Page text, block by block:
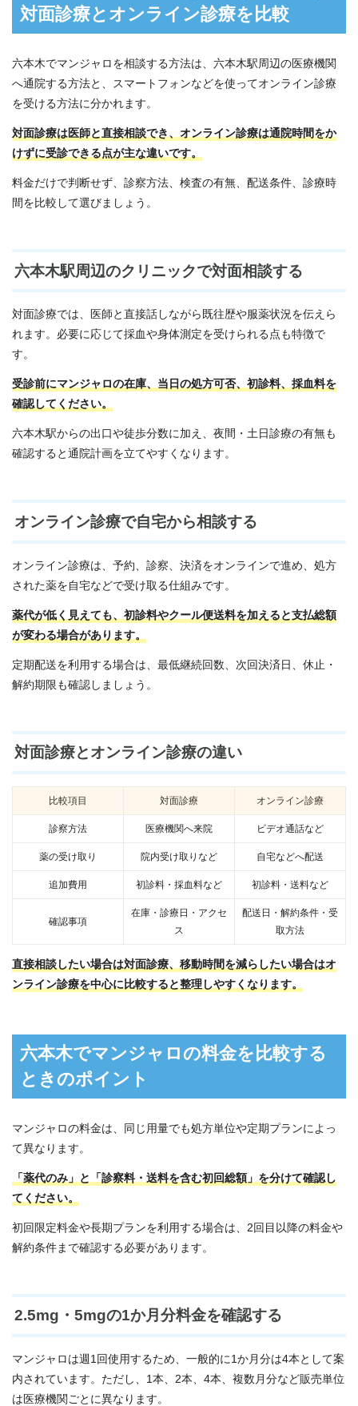
対面診療とオンライン診療を比較
六本木でマンジャロを相談する方法は、六本木駅周辺の医療機関
へ通院する方法と、スマートフォンなどを使ってオンライン診療
を受ける方法に分かれます。
対面診療は医師と直接相談でき、オンライン診療は通院時間をか
けずに受診できる点が主な違いです。
料金だけで判断せず、診察方法、検査の有無、配送条件、診療時
間を比較して選びましょう。
六本木駅周辺のクリニックで対面相談する
対面診療では、医師と直接話しながら既往歴や服薬状況を伝えら
れます。必要に応じて採血や身体測定を受けられる点も特徴で
す。
受診前にマンジャロの在庫、当日の処方可否、初診料、採血料を
確認してください。
六本木駅からの出口や徒歩分数に加え、夜間・土日診療の有無も
確認すると通院計画を立てやすくなります。
オンライン診療で自宅から相談する
オンライン診療は、予約、診察、決済をオンラインで進め、処方
された薬を自宅などで受け取る仕組みです。
薬代が低く見えても、初診料やクール便送料を加えると支払総額
が変わる場合があります。
定期配送を利用する場合は、最低継続回数、次回決済日、休止・
解約期限も確認しましょう。
対面診療とオンライン診療の違い
比較項目 対面診療 オンライン診療
診察方法 医療機関へ来院 ビデオ通話など
薬の受け取り 院内受け取りなど 自宅などへ配送
追加費用 初診料・採血料など 初診料・送料など
確認事項
在庫・診療日・アクセ
ス
配送日・解約条件・受
取方法
直接相談したい場合は対面診療、移動時間を減らしたい場合はオ
ンライン診療を中心に比較すると整理しやすくなります。
六本木でマンジャロの料金を比較する
ときのポイント
マンジャロの料金は、同じ用量でも処方単位や定期プランによっ
て異なります。
「薬代のみ」と「診察料・送料を含む初回総額」を分けて確認し
てください。
初回限定料金や長期プランを利用する場合は、2回目以降の料金や
解約条件まで確認する必要があります。
2.5mg・5mgの1か月分料金を確認する
マンジャロは週1回使用するため、一般的に1か月分は4本として案
内されています。ただし、1本、2本、4本、複数月分など販売単位
は医療機関ごとに異なります。